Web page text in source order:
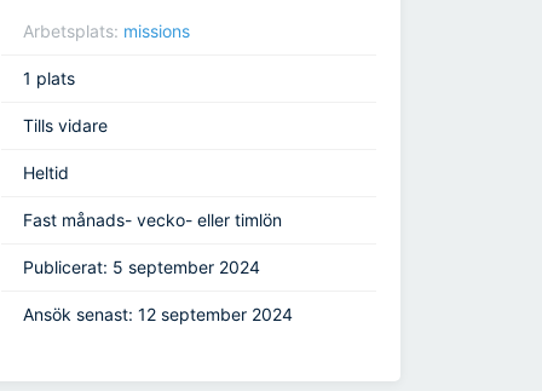
Arbetsplats: missions
1 plats
Tills vidare
Heltid
Fast månads- vecko- eller timlön
Publicerat: 5 september 2024
Ansök senast: 12 september 2024